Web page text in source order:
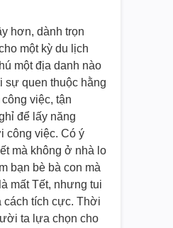
hơn, dành trọn
một kỳ du lịch
một địa danh nào
sự quen thuộc hằng
việc, tận
để lấy năng
công việc. Có ý
mà không ở nhà lo
bạn bè bà con mà
mất Tết, nhưng tui
cách tích cực. Thời
ta lựa chọn cho